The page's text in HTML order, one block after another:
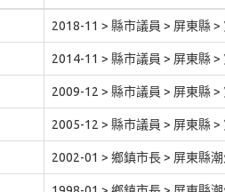
2018-11 > 縣市議員 > 屏東縣
2014-11 > 縣市議員 > 屏東縣
2009-12 > 縣市議員 > 屏東縣
2005-12 > 縣市議員 > 屏東縣
2002-01 > 鄉鎮市長 > 屏東縣